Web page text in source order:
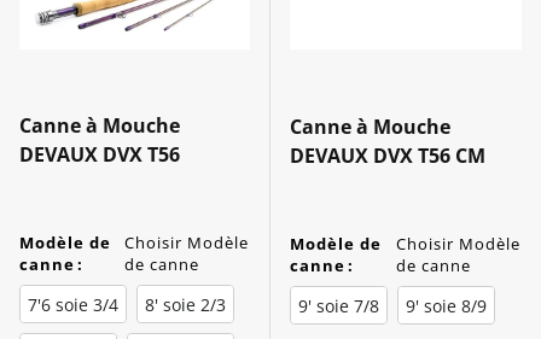
Canne à Mouche
DEVAUX DVX T56
Modèle de
canne:
Choisir Modèle
de canne
7'6 soie 3/4 8' soie 2/3
Canne à Mouche
DEVAUX DVX T56 CM
Modèle de
canne:
Choisir Modèle
de canne
9' soie 7/8 9' soie 8/9